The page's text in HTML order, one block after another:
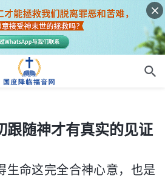
实的见证
随神才有真实的见证
命这完全合神心意，也是